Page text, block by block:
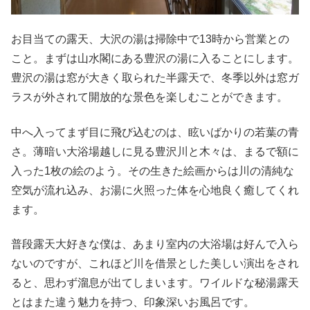
お目当ての露天、大沢の湯は掃除中で13時から営業との
こと。まずは山水閣にある豊沢の湯に入ることにします。
豊沢の湯は窓が大きく取られた半露天で、冬季以外は窓ガ
ラスが外されて開放的な景色を楽しむことができます。
中へ入ってまず目に飛び込むのは、眩いばかりの若葉の青
さ。薄暗い大浴場越しに見る豊沢川と木々は、まるで額に
入った1枚の絵のよう。その生きた絵画からは川の清純な
空気が流れ込み、お湯に火照った体を心地良く癒してくれ
ます。
普段露天大好きな僕は、あまり室内の大浴場は好んで入ら
ないのですが、これほど川を借景とした美しい演出をされ
ると、思わず溜息が出てしまいます。ワイルドな秘湯露天
とはまた違う魅力を持つ、印象深いお風呂です。